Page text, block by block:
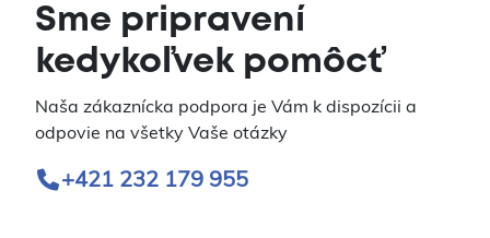
Sme pripravení
kedykoľvek pomôcť
Naša zákaznícka podpora je Vám k dispozícii a
odpovie na všetky Vaše otázky
+421 232 179 955